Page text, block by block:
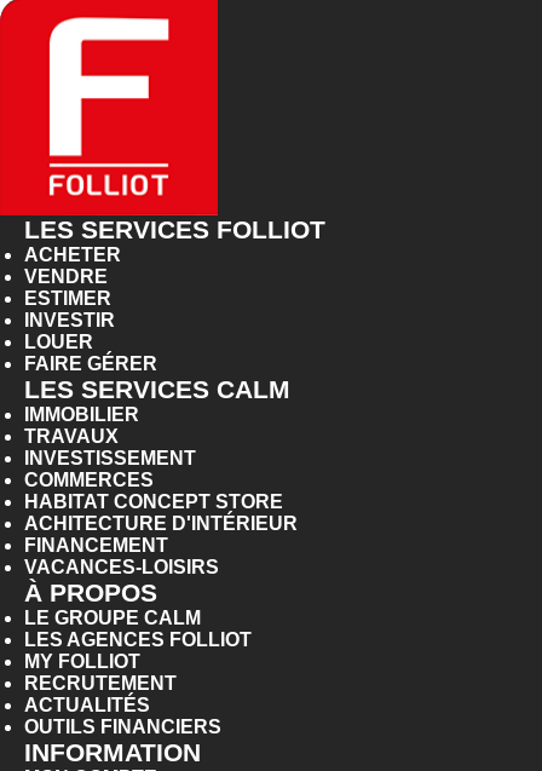
LES SERVICES FOLLIOT
ACHETER
VENDRE
ESTIMER
INVESTIR
LOUER
FAIRE GÉRER
LES SERVICES CALM
IMMOBILIER
TRAVAUX
INVESTISSEMENT
COMMERCES
HABITAT CONCEPT STORE
ACHITECTURE D'INTÉRIEUR
FINANCEMENT
VACANCES-LOISIRS
À PROPOS
LE GROUPE CALM
LES AGENCES FOLLIOT
MY FOLLIOT
RECRUTEMENT
ACTUALITÉS
OUTILS FINANCIERS
INFORMATION